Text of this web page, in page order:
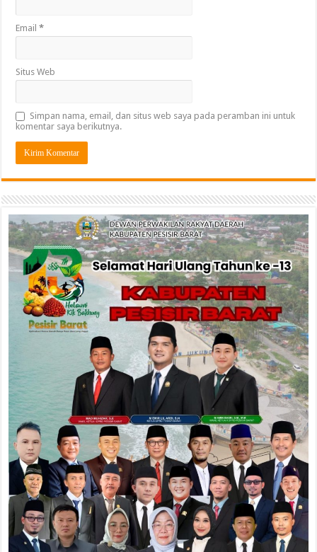
Email*
Situs Web
Simpan nama, email, dan situs web saya pada peramban ini untuk
komentar saya berikutnya.